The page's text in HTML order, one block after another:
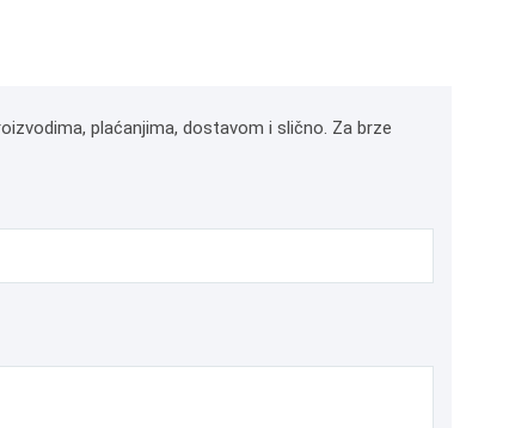
plaćanjima, dostavom i slično. Za brze